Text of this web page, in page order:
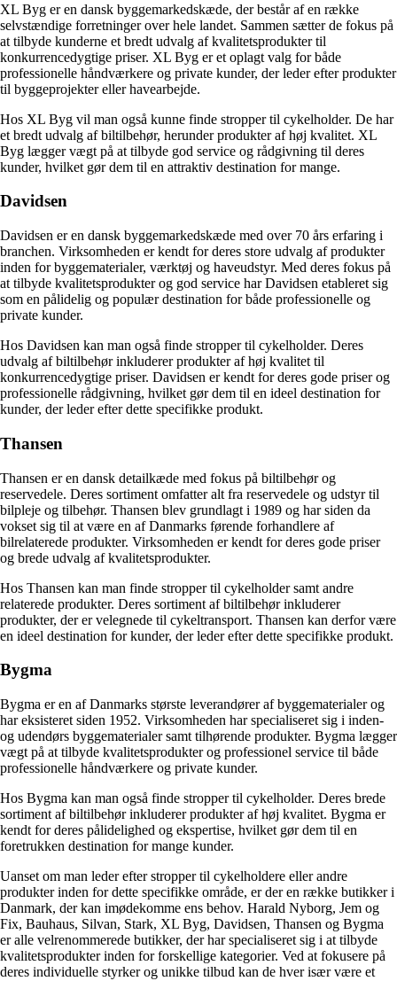
XL Byg er en dansk byggemarkedskæde, der består af en række
selvstændige forretninger over hele landet. Sammen sætter de fokus på
at tilbyde kunderne et bredt udvalg af kvalitetsprodukter til
konkurrencedygtige priser. XL Byg er et oplagt valg for både
professionelle håndværkere og private kunder, der leder efter produkter
til byggeprojekter eller havearbejde.
Hos XL Byg vil man også kunne finde stropper til cykelholder. De har
et bredt udvalg af biltilbehør, herunder produkter af høj kvalitet. XL
Byg lægger vægt på at tilbyde god service og rådgivning til deres
kunder, hvilket gør dem til en attraktiv destination for mange.
Davidsen
Davidsen er en dansk byggemarkedskæde med over 70 års erfaring i
branchen. Virksomheden er kendt for deres store udvalg af produkter
inden for byggematerialer, værktøj og haveudstyr. Med deres fokus på
at tilbyde kvalitetsprodukter og god service har Davidsen etableret sig
som en pålidelig og populær destination for både professionelle og
private kunder.
Hos Davidsen kan man også finde stropper til cykelholder. Deres
udvalg af biltilbehør inkluderer produkter af høj kvalitet til
konkurrencedygtige priser. Davidsen er kendt for deres gode priser og
professionelle rådgivning, hvilket gør dem til en ideel destination for
kunder, der leder efter dette specifikke produkt.
Thansen
Thansen er en dansk detailkæde med fokus på biltilbehør og
reservedele. Deres sortiment omfatter alt fra reservedele og udstyr til
bilpleje og tilbehør. Thansen blev grundlagt i 1989 og har siden da
vokset sig til at være en af Danmarks førende forhandlere af
bilrelaterede produkter. Virksomheden er kendt for deres gode priser
og brede udvalg af kvalitetsprodukter.
Hos Thansen kan man finde stropper til cykelholder samt andre
relaterede produkter. Deres sortiment af biltilbehør inkluderer
produkter, der er velegnede til cykeltransport. Thansen kan derfor være
en ideel destination for kunder, der leder efter dette specifikke produkt.
Bygma
Bygma er en af Danmarks største leverandører af byggematerialer og
har eksisteret siden 1952. Virksomheden har specialiseret sig i inden-
og udendørs byggematerialer samt tilhørende produkter. Bygma lægger
vægt på at tilbyde kvalitetsprodukter og professionel service til både
professionelle håndværkere og private kunder.
Hos Bygma kan man også finde stropper til cykelholder. Deres brede
sortiment af biltilbehør inkluderer produkter af høj kvalitet. Bygma er
kendt for deres pålidelighed og ekspertise, hvilket gør dem til en
foretrukken destination for mange kunder.
Uanset om man leder efter stropper til cykelholdere eller andre
produkter inden for dette specifikke område, er der en række butikker i
Danmark, der kan imødekomme ens behov. Harald Nyborg, Jem og
Fix, Bauhaus, Silvan, Stark, XL Byg, Davidsen, Thansen og Bygma
er alle velrenommerede butikker, der har specialiseret sig i at tilbyde
kvalitetsprodukter inden for forskellige kategorier. Ved at fokusere på
deres individuelle styrker og unikke tilbud kan de hver især være et